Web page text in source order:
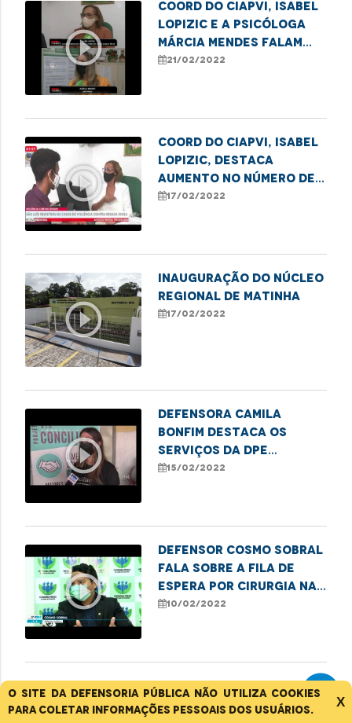
O site da Defensoria Pública não utiliza cookies
para coletar informações pessoais dos usuários.
X
play_circle_outline
Coord do CIAPVI, Isabel
Lopizic e a psicóloga
Márcia Mendes falam
sobre violência contra
21/02/2022
play_circle_outline
Coord do Ciapvi, Isabel
Lopizic, destaca
aumento no número de
casos de violência
17/02/2022
play_circle_outline
Inauguração do Núcleo
Regional de Matinha
17/02/2022
play_circle_outline
Defensora Camila
Bonfim destaca os
serviços da DPE
durante o projeto de
15/02/2022
play_circle_outline
Defensor Cosmo Sobral
fala sobre a fila de
espera por cirurgia na
rede pública
10/02/2022
Defensor Erick Railson
fala sobre a